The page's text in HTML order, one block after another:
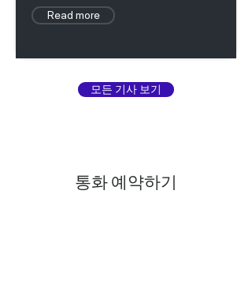
Read more
모든 기사 보기
통화 예약하기